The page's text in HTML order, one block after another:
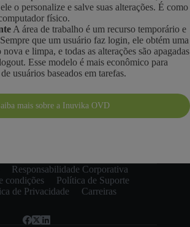
o personalize e salve suas alterações. É como
físico.
A área de trabalho é um recurso temporário e
que um usuário faz login, ele obtém uma
nova e limpa, e todas as alterações são apagadas
Esse modelo é mais econômico para
usuários baseados em tarefas.
mais sobre a Inuvika OVD
Responsabilidade Corporativa
condições
Política de Suporte
de Privacidade
Carreiras